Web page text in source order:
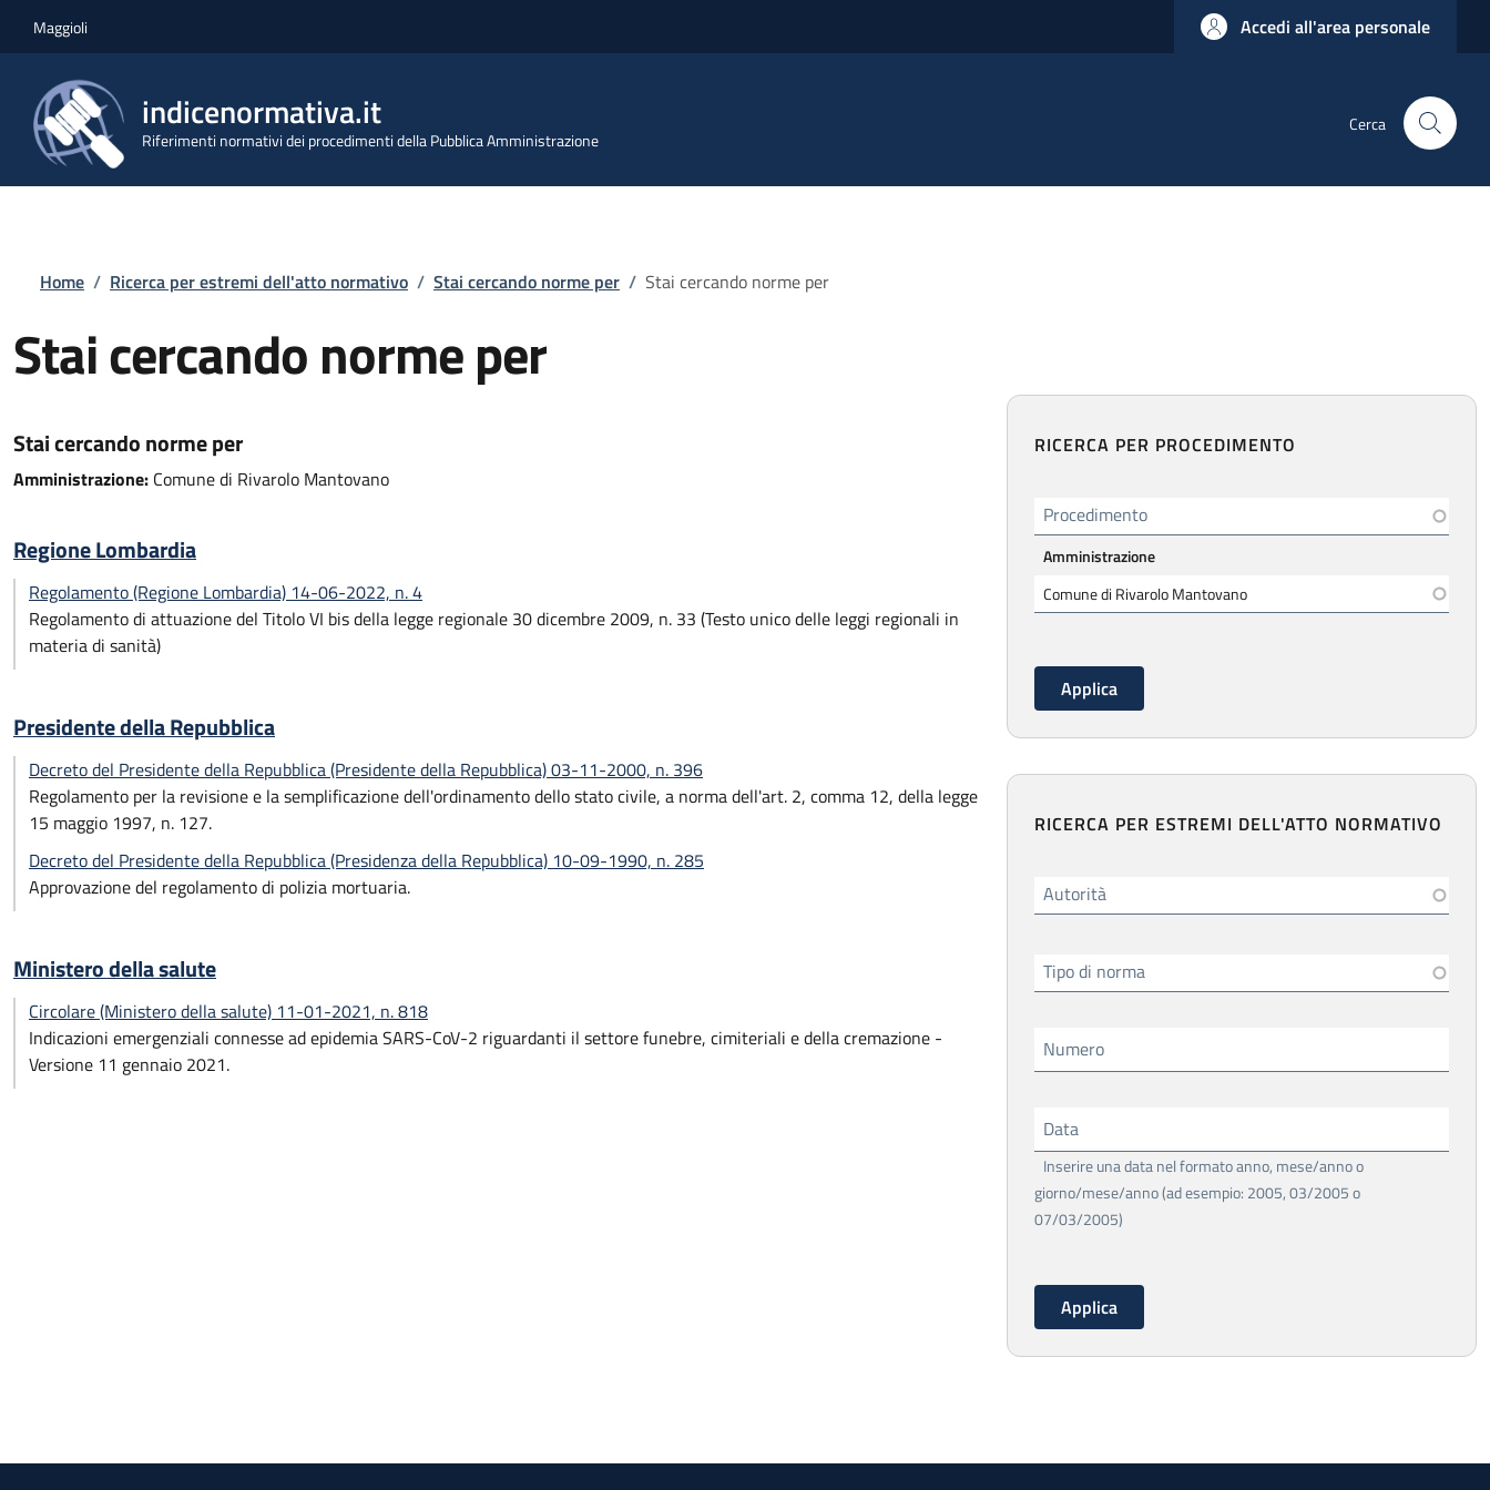
Maggioli Accedi all'area personale
indicenormativa.it
Riferimenti normativi dei procedimenti della Pubblica Amministrazione
Cerca
Briciole di pane
Home / Ricerca per estremi dell'atto normativo / Stai cercando norme per / Stai cercando norme per
Stai cercando norme per
Stai cercando norme per
Amministrazione: Comune di Rivarolo Mantovano
Regione Lombardia
Regolamento (Regione Lombardia) 14-06-2022, n. 4
Regolamento di attuazione del Titolo VI bis della legge regionale 30 dicembre 2009, n. 33 (Testo unico delle leggi regionali in
materia di sanità)
Presidente della Repubblica
Decreto del Presidente della Repubblica (Presidente della Repubblica) 03-11-2000, n. 396
Regolamento per la revisione e la semplificazione dell'ordinamento dello stato civile, a norma dell'art. 2, comma 12, della legge
15 maggio 1997, n. 127.
Decreto del Presidente della Repubblica (Presidenza della Repubblica) 10-09-1990, n. 285
Approvazione del regolamento di polizia mortuaria.
Ministero della salute
Circolare (Ministero della salute) 11-01-2021, n. 818
Indicazioni emergenziali connesse ad epidemia SARS-CoV-2 riguardanti il settore funebre, cimiteriali e della cremazione -
Versione 11 gennaio 2021.
RICERCA PER PROCEDIMENTO
Procedimento
Amministrazione
RICERCA PER ESTREMI DELL'ATTO NORMATIVO
Autorità
Tipo di norma
Numero
Data
Inserire una data nel formato anno, mese/anno o
giorno/mese/anno (ad esempio: 2005, 03/2005 o
07/03/2005)